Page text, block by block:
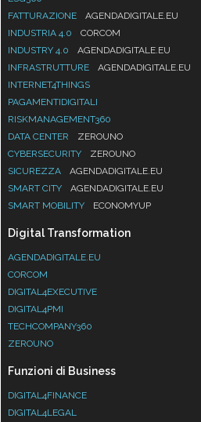
FATTURAZIONE
AGENDADIGITALE.EU
INDUSTRIA 4.0
CORCOM
INDUSTRY 4.0
AGENDADIGITALE.EU
INFRASTRUTTURE
AGENDADIGITALE.EU
INTERNET4THINGS
PAGAMENTIDIGITALI
RISKMANAGEMENT360
DATA CENTER
ZEROUNO
CYBERSECURITY
ZEROUNO
SICUREZZA
AGENDADIGITALE.EU
SMART CITY
AGENDADIGITALE.EU
SMART MOBILITY
ECONOMYUP
Digital Transformation
AGENDADIGITALE.EU
CORCOM
DIGITAL4EXECUTIVE
DIGITAL4PMI
TECHCOMPANY360
ZEROUNO
Funzioni di Business
DIGITAL4FINANCE
DIGITAL4LEGAL